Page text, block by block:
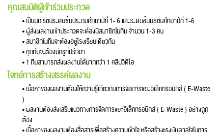
คุณสมบัติผู้เข้าร่วมประกวด
• เป็นนักเรียนระดับชั้นประถมศึกษาปีที่ 1- 6 และระดับชั้นมัธยมศึกษาปีที่ 1-6
• ผู้ส่งผลงานเข้าประกวดจะต้องมีสมาชิกในทีม จำนวน 1-3 คน
• สมาชิกในทีมจะต้องอยู่โรงเรียนเดียวกัน
• ทุกทีมจะต้องมีครูที่ปรึกษา
• 1 ทีมสามารถส่งผลงานได้มากกว่า 1 คลิปวิดีโอ
โจทย์การสร้างสรรค์ผลงาน
• เนื้อหาของผลงานต้องให้ความรู้เกี่ยวกับการจัดการขยะอิเล็กทรอนิกส์ ( E-Waste
)
• ผลงานต้องส่งเสริมแนวทางการจัดการขยะอิเล็กทรอนิกส์ ( E-Waste ) อย่างถูก
ต้อง